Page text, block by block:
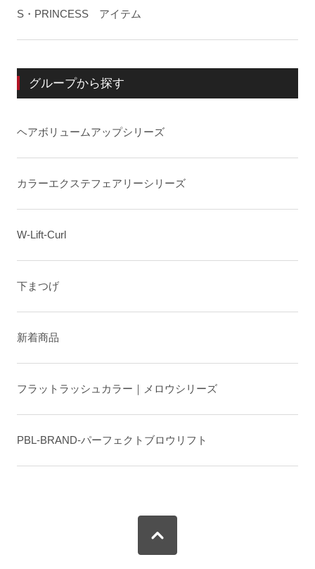
S・PRINCESS アイテム
グループから探す
ヘアボリュームアップシリーズ
カラーエクステフェアリーシリーズ
W-Lift-Curl
下まつげ
新着商品
フラットラッシュカラー｜メロウシリーズ
PBL-BRAND-パーフェクトブロウリフト